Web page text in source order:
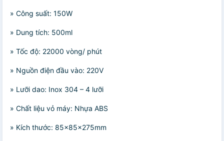
» Công suất: 150W
» Dung tích: 500ml
» Tốc độ: 22000 vòng/ phút
» Nguồn điện đầu vào: 220V
» Lưỡi dao: Inox 304 – 4 lưỡi
» Chất liệu vỏ máy: Nhựa ABS
» Kích thước: 85x85x275mm